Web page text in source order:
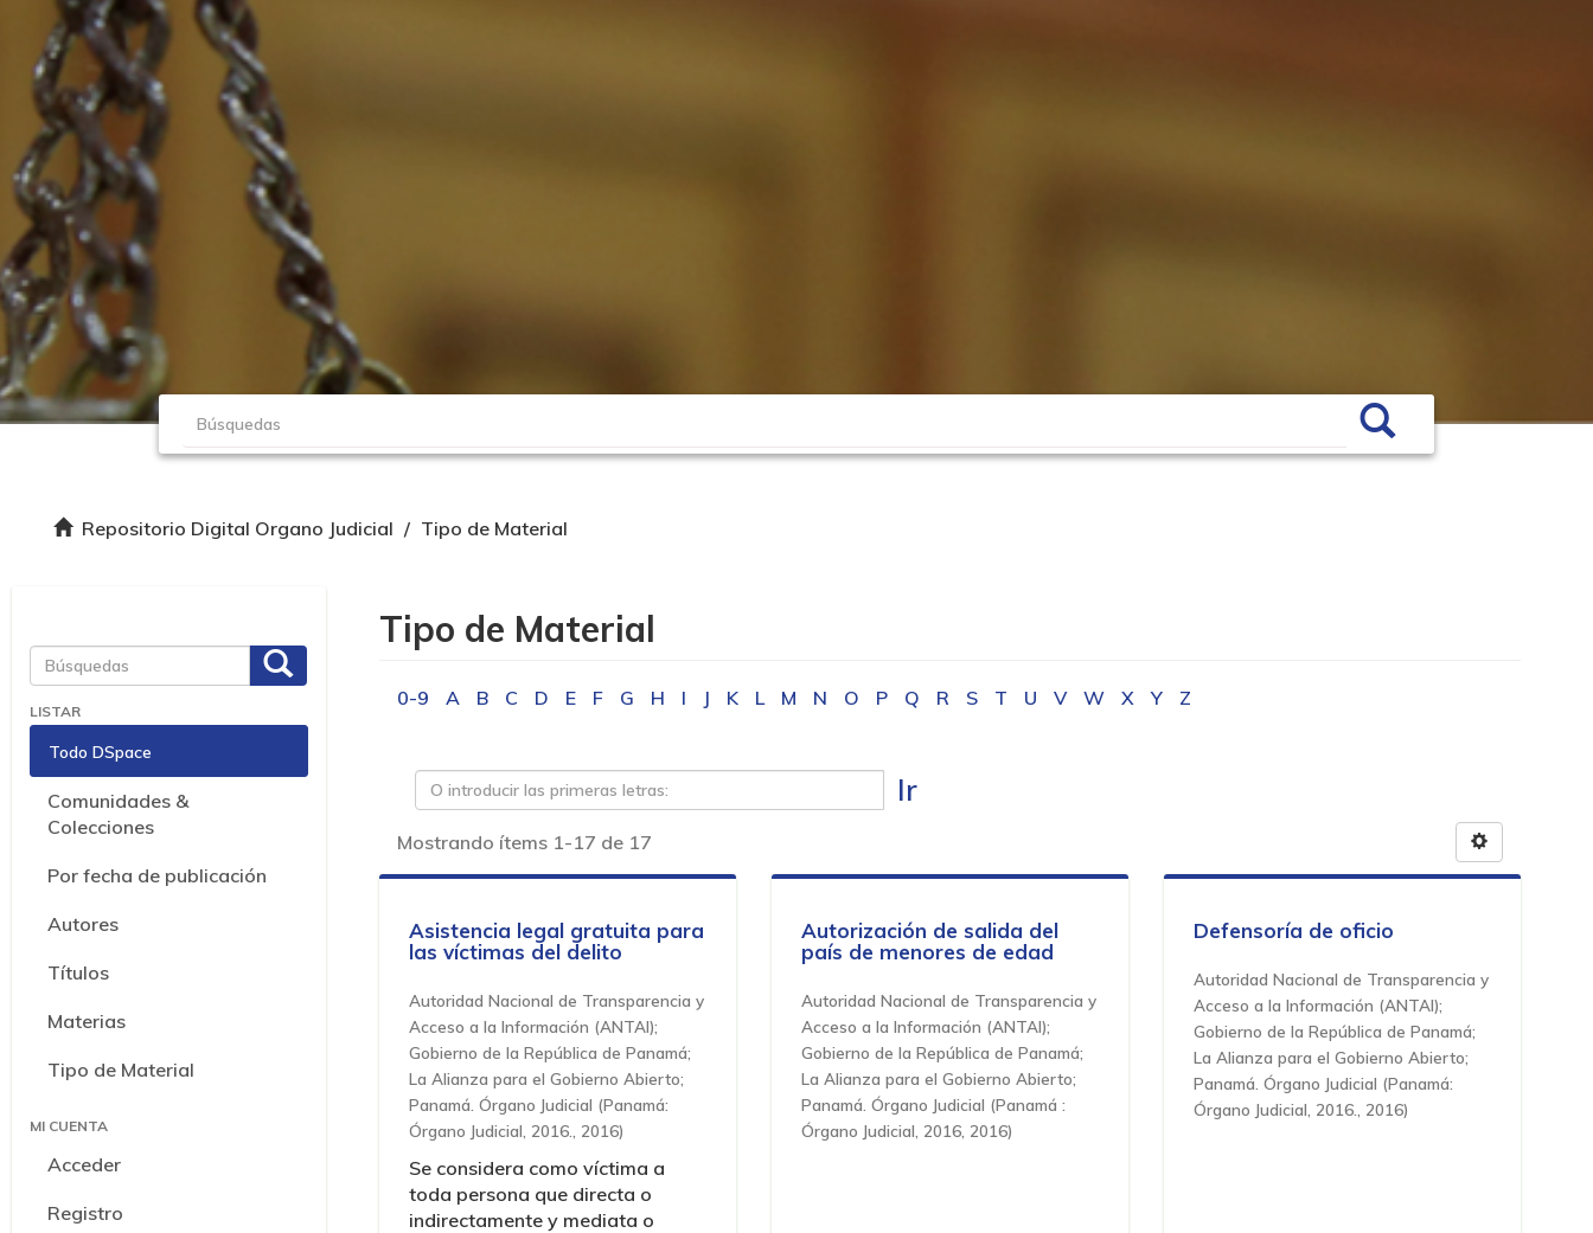
Repositorio Digital Organo Judicial Tipo de Material
LISTAR
Todo DSpace
Comunidades &
Colecciones
Por fecha de publicación
Autores
Títulos
Materias
Tipo de Material
MI CUENTA
Acceder
Registro
Tipo de Material
0-9 A B C D E F G H I J K L M N O P Q R S T U V W X Y Z
Ir
Mostrando ítems 1-17 de 17
Asistencia legal gratuita para
las víctimas del delito
Autoridad Nacional de Transparencia y
Acceso a la Información (ANTAI);
Gobierno de la República de Panamá;
La Alianza para el Gobierno Abierto;
Panamá. Órgano Judicial (Panamá:
Órgano Judicial, 2016.
2016)
Se considera como víctima a
toda persona que directa o
indirectamente y mediata o
Autorización de salida del
país de menores de edad
Autoridad Nacional de Transparencia y
Acceso a la Información (ANTAI);
Gobierno de la República de Panamá;
La Alianza para el Gobierno Abierto;
Panamá. Órgano Judicial (Panamá :
Órgano Judicial, 2016, 2016)
Defensoría de oficio
Autoridad Nacional de Transparencia y
Acceso a la Información (ANTAI);
Gobierno de la República de Panamá;
La Alianza para el Gobierno Abierto;
Panamá. Órgano Judicial (Panamá:
Órgano Judicial, 2016.
2016)